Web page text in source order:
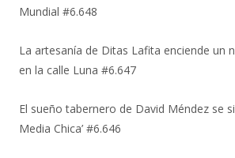
Mundial #6.648
La artesanía de Ditas Lafita enciende un
en la calle Luna #6.647
El sueño tabernero de David Méndez se
Media Chica’ #6.646